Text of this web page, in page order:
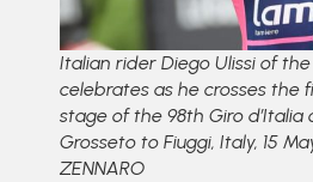
Italian rider Diego Ulissi of
celebrates as he crosses the
stage of the 98th Giro
Grosseto to Fiuggi, Italy, 15
ZENNARO